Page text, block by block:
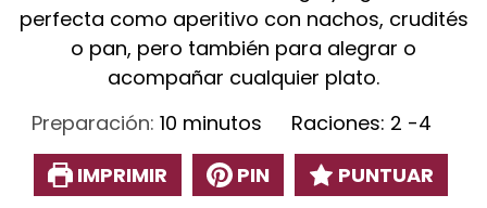
perfecta como aperitivo con nachos, crudités
o pan, pero también para alegrar o
acompañar cualquier plato.
Preparación:10 minutos
minutos Raciones: 2 -4
IMPRIMIR
PIN PUNTUAR